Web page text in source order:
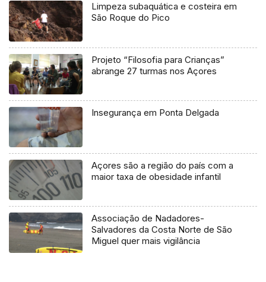
Limpeza subaquática e costeira em
São Roque do Pico
Projeto “Filosofia para Crianças”
abrange 27 turmas nos Açores
Insegurança em Ponta Delgada
Açores são a região do país com a
maior taxa de obesidade infantil
Associação de Nadadores-
Salvadores da Costa Norte de São
Miguel quer mais vigilância